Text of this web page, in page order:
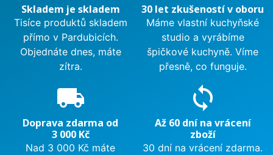
Skladem je skladem
Tisíce produktů skladem
přímo v Pardubicích.
Objednáte dnes, máte
zítra.
30 let zkušeností v oboru
Máme vlastní kuchyňské
studio a vyrábíme
špičkové kuchyně. Víme
přesně, co funguje.
local_shipping
Doprava zdarma od
3 000 Kč
Nad 3 000 Kč máte
sync
Až 60 dní na vrácení
zboží
30 dní na vrácení zdarma.